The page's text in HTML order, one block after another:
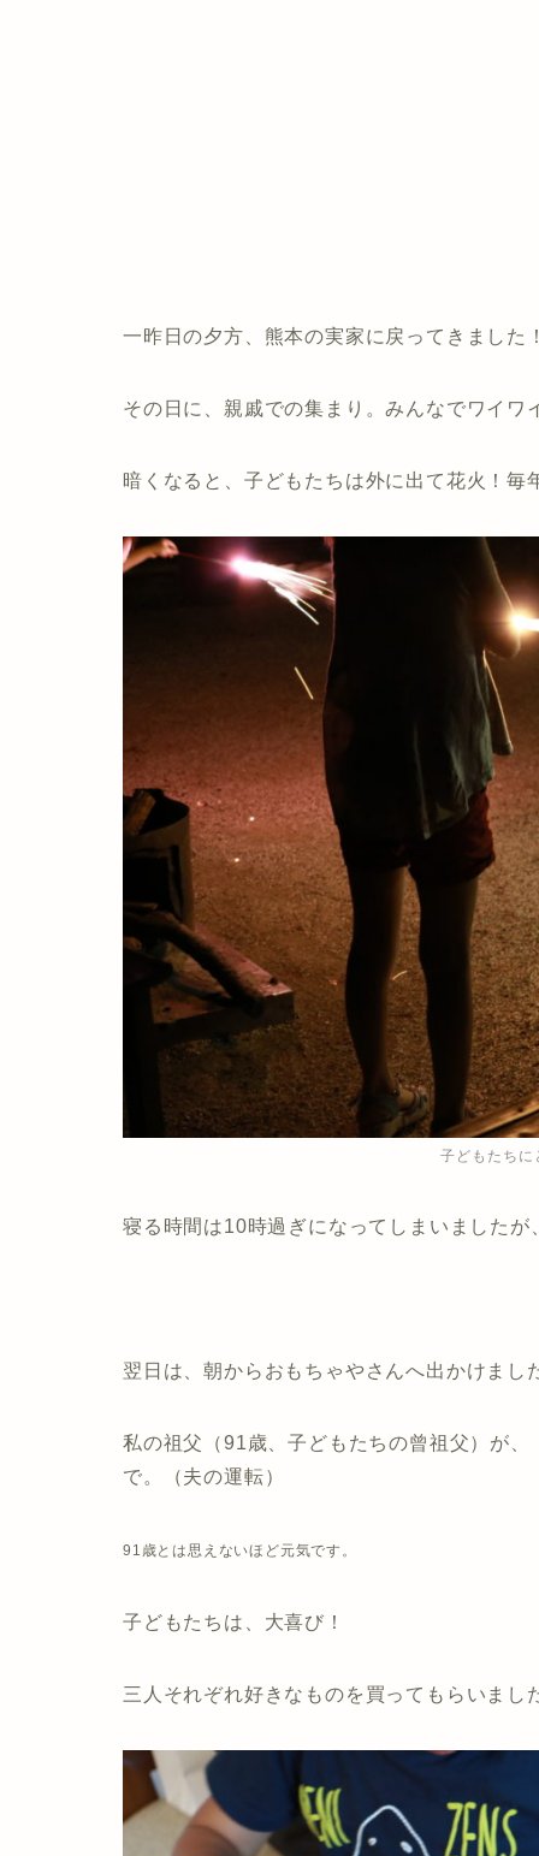
一昨日の夕方、熊本の実家に戻ってきました
その日に、親戚での集まり。みんなでワイワ
暗くなると、子どもたちは外に出て花火！
子どもたち
寝る時間は10時過ぎになってしまいましたが
翌日は、朝からおもちゃやさんへ出かけまし
私の祖父（91歳、子どもたちの曾祖父）が
で。（夫の運転）
91歳とは思えないほど元気です。
子どもたちは、大喜び！
三人それぞれ好きなものを買ってもらいまし